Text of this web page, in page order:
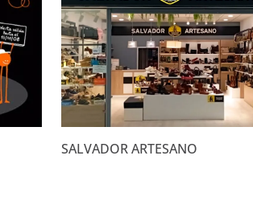
SALVADOR ARTESANO